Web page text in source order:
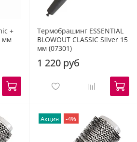
+
мм
Термобрашинг ESSENTIAL
BLOWOUT CLASSIC Silver 15
мм (07301)
1 220 руб
Акция -4%